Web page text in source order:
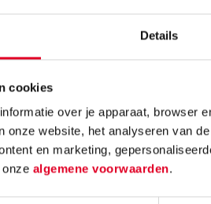
Details
cookies
over je apparaat, browser
onze website, het analyseren van
en marketing,
onze algemene voorwaarden.
Knutselidee:
kersthanger